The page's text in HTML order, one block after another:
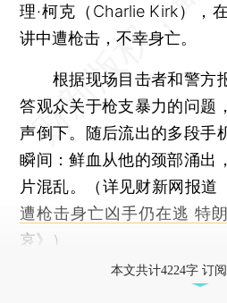
理·柯克（Charlie Kirk），
讲中遭枪击，不幸身亡。
根据现场目击者和警方
答观众关于枪支暴力的问题
声倒下。随后流出的多段手
瞬间：鲜血从他的颈部涌出
片混乱。（详见财新网报道
遭枪击身亡凶手仍在逃 特
哀》）
本文共计4224字 订